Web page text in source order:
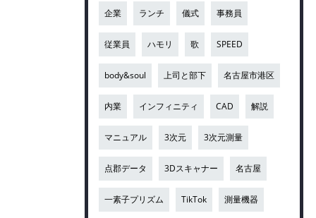
企業 ランチ 儀式 事務員
従業員 ハモリ 歌 SPEED
body&soul 上司と部下 名古屋市港区
内業 インフィニティ CAD 解説
マニュアル 3次元 3次元測量
点郡データ 3Dスキャナー 名古屋
一素子プリズム TikTok 測量機器